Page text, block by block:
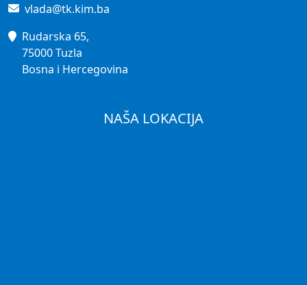
vlada@tk.kim.ba
Rudarska 65,
75000 Tuzla
Bosna i Hercegovina
NAŠA LOKACIJA